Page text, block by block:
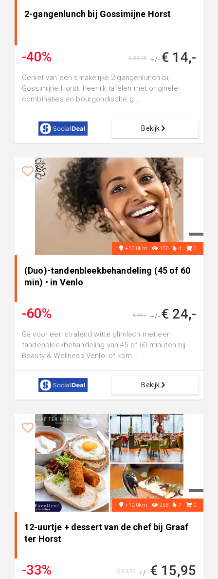
2-gangenlunch bij Gossimijne Horst
-40% +/- € 14,-
€ 23,15
Geniet van een smakelijke 2-gangenlunch bij
Gossimijne Horst: heerlijk tafelen met originele
combinaties en bourgondische g...
Bekijk
+10.0km 150 4 0
(Duo)-tandenbleekbehandeling (45 of 60
min) • in Venlo
-60% +/- € 24,-
€ 59,-
Ga voor een stralend witte glimlach met een
tandenbleekbehandeling van 45 of 60 minuten bij
Beauty & Wellness Venlo: of kom...
Bekijk
+10.0km 263 7 0
12-uurtje + dessert van de chef bij Graaf
ter Horst
-33% +/- € 15,95
€ 23,50